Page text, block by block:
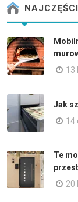
13
Jak
14
Te
20